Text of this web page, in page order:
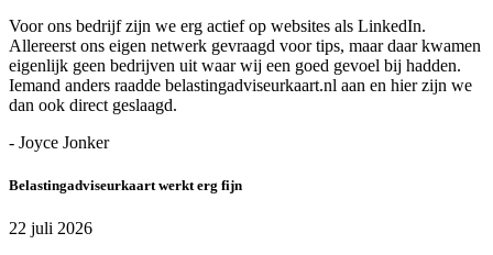
Voor ons bedrijf zijn we erg actief op websites als LinkedIn.
Allereerst ons eigen netwerk gevraagd voor tips, maar daar kwamen
eigenlijk geen bedrijven uit waar wij een goed gevoel bij hadden.
Iemand anders raadde belastingadviseurkaart.nl aan en hier zijn we
dan ook direct geslaagd.
- Joyce Jonker
Belastingadviseurkaart werkt erg fijn
22 juli 2026